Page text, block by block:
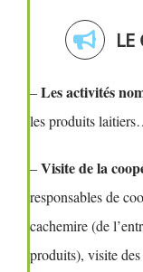
LE
–Les activités
les produits
–Visite de la
responsables de
cachemire (de
produits), visite